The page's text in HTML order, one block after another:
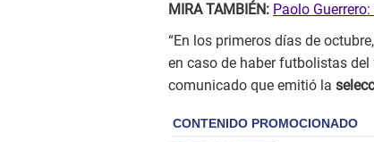
MIRA TAMBIÉN: Paolo
“En los primeros días de
en caso de haber futbolistas del
comunicado que emitió la